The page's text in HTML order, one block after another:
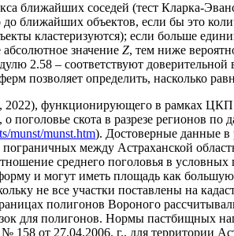
ближайших соседей (тест Кларка-
ближайших объектов, если бы это
кластеризуются); если больше
значение Z, тем ниже
2.58 – соответствуют доверительной
позволяет определить, насколько
2022), функционирующего в рамках
скота в разрезе регионов
munst/munst.htm). Достоверные данные в
между Астраханской
среднего поголовья в
и могут иметь площадь как
не все участки поставлены на
полигонов Вороного
для полигонов. Нормы пастбищных
от 27.04.2006. г., для территории